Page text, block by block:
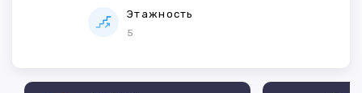
Этажность
5